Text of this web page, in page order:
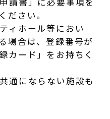
請書」に必要事項を
ださい。
ィホール等におい
場合は、登録番号が
カード」をお持ちく
通にならない施設も